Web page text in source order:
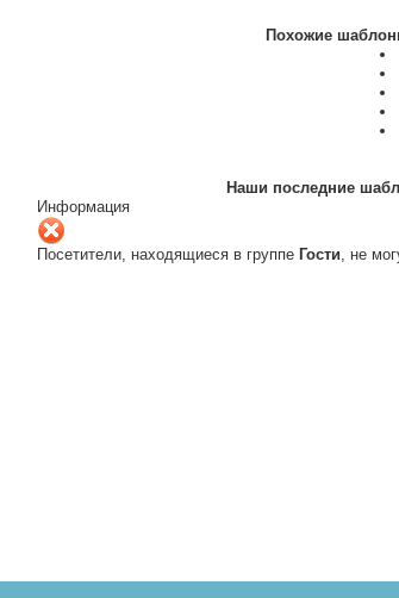
Похожие
Наши последние
Информация
Посетители, находящиеся в группе Гости, не